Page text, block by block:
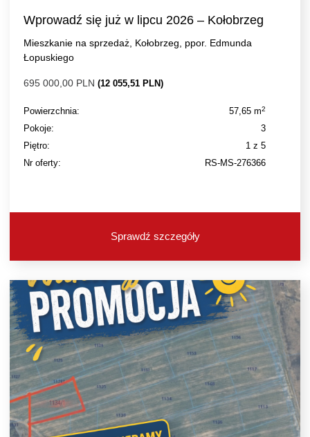
Wprowadź się już w lipcu 2026 – Kołobrzeg
Mieszkanie na sprzedaż, Kołobrzeg, ppor. Edmunda
Łopuskiego
695 000,00 PLN (12 055,51 PLN)
Powierzchnia: 57,65 m2
Pokoje:
3
Piętro:
1 z 5
Nr oferty:
RS-MS-276366
Sprawdź szczegóły